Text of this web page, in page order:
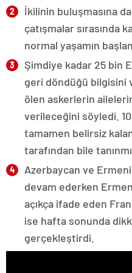
İkilinin buluşmasına
çatışmalar sırasında
normal yaşamın
Şimdiye kadar 25 bin
geri döndüğü bilgisini
ölen askerlerin
verileceğini söyledi.
tamamen belirsiz
tarafından bile
Azerbaycan ve
devam ederken
açıkça ifade eden
ise hafta sonunda
gerçekleştirdi.